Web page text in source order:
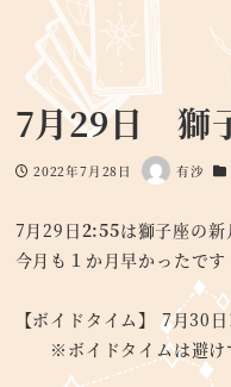
7月29日 獅
投稿日
2022年7月28日
著
有沙
カ
7月29日2:55は獅子座の新
今月も１か月早かったです
【ボイドタイム】 7月30
※ボイドタイムは避け